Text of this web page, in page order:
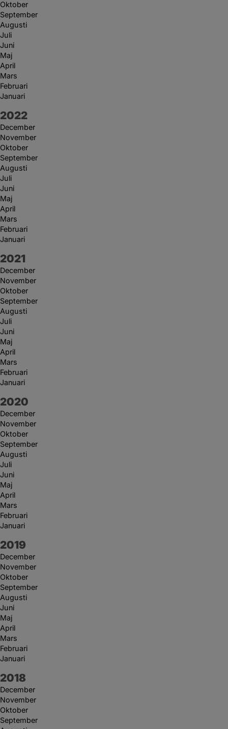
Oktober
September
Augusti
Juli
Juni
Maj
April
Mars
Februari
Januari
År:
2022
December
November
Oktober
September
Augusti
Juli
Juni
Maj
April
Mars
Februari
Januari
År:
2021
December
November
Oktober
September
Augusti
Juli
Juni
Maj
April
Mars
Februari
Januari
År:
2020
December
November
Oktober
September
Augusti
Juli
Juni
Maj
April
Mars
Februari
Januari
År:
2019
December
November
Oktober
September
Augusti
Juni
Maj
April
Mars
Februari
Januari
År:
2018
December
November
Oktober
September